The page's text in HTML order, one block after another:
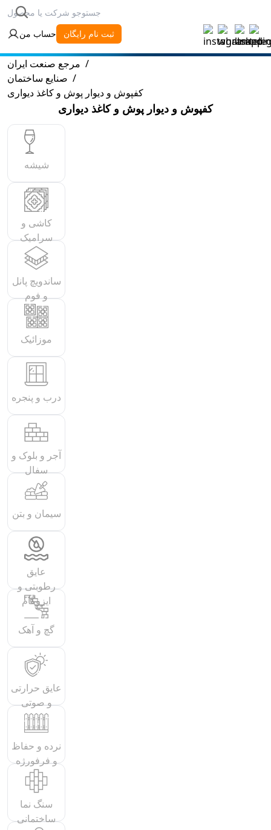
حساب من ثبت نام رایگان
مرجع صنعت ایران /
صنایع ساختمان /
کفپوش و دیوار پوش و کاغذ دیواری
کفپوش و دیوار پوش و کاغذ دیواری
شیشه
کاشی و
سرامیک
ساندویچ پانل
و فوم
موزائیک
درب و پنجره
آجر و بلوک و
سفال
سیمان و بتن
عایق
رطوبتی و
ایزوگام
گچ و آهک
عایق حرارتی
و صوتی
نرده و حفاظ
و فرفورژه
سنگ نما
ساختمانی